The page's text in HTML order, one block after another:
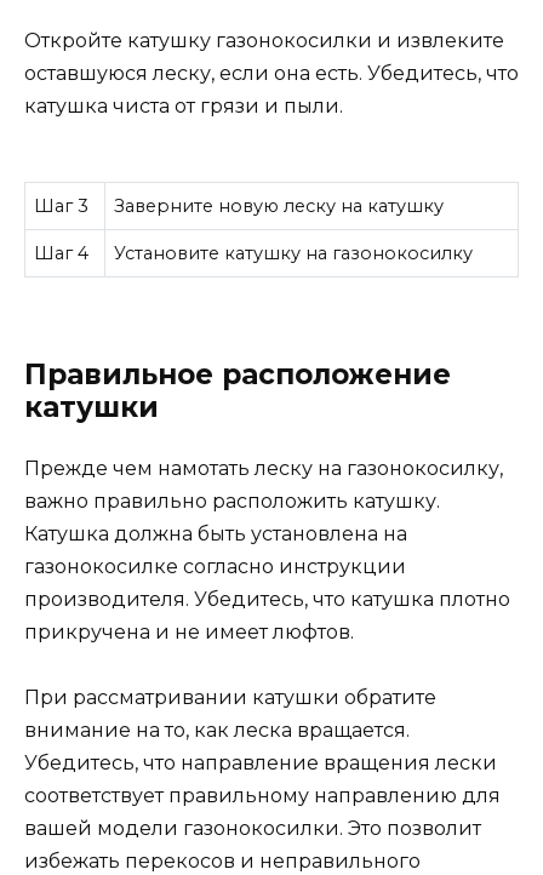
Откройте катушку газонокосилки и извлеките
оставшуюся леску, если она есть. Убедитесь, что
катушка чиста от грязи и пыли.
Шаг 3 Заверните новую леску на катушку
Шаг 4 Установите катушку на газонокосилку
Правильное расположение
катушки
Прежде чем намотать леску на газонокосилку,
важно правильно расположить катушку.
Катушка должна быть установлена на
газонокосилке согласно инструкции
производителя. Убедитесь, что катушка плотно
прикручена и не имеет люфтов.
При рассматривании катушки обратите
внимание на то, как леска вращается.
Убедитесь, что направление вращения лески
соответствует правильному направлению для
вашей модели газонокосилки. Это позволит
избежать перекосов и неправильного